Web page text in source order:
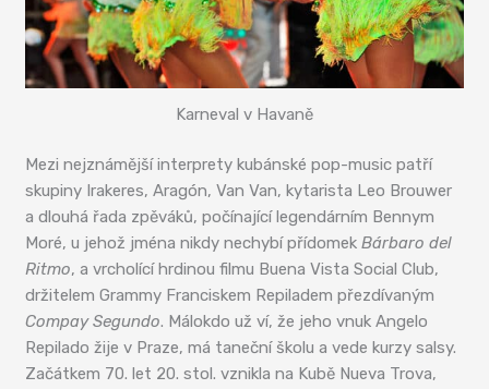
Karneval v Havaně
Mezi nejznámější interprety kubánské pop-music patří
skupiny Irakeres, Aragón, Van Van, kytarista Leo Brouwer
a dlouhá řada zpěváků, počínající legendárním Bennym
Moré, u jehož jména nikdy nechybí přídomekBárbaro del
Ritmo, a vrcholící hrdinou filmu Buena Vista Social Club,
držitelem Grammy Franciskem Repiladem přezdívaným
Compay Segundo. Málokdo už ví, že jeho vnuk Angelo
Repilado žije v Praze, má taneční školu a vede kurzy salsy.
Začátkem 70. let 20. stol. vznikla na Kubě Nueva Trova,